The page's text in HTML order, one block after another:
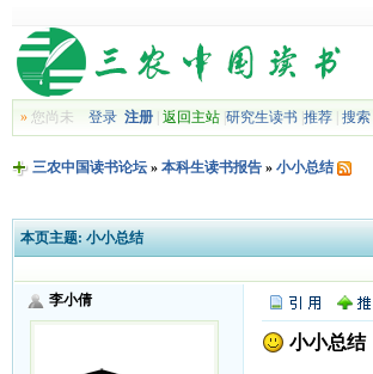
»您尚未 登录 注册| 返回主站| 研究生读书| 推荐| 搜索|
三农中国读书论坛» 本科生读书报告» 小小总结
本页主题: 小小总结
李小倩
小小总结